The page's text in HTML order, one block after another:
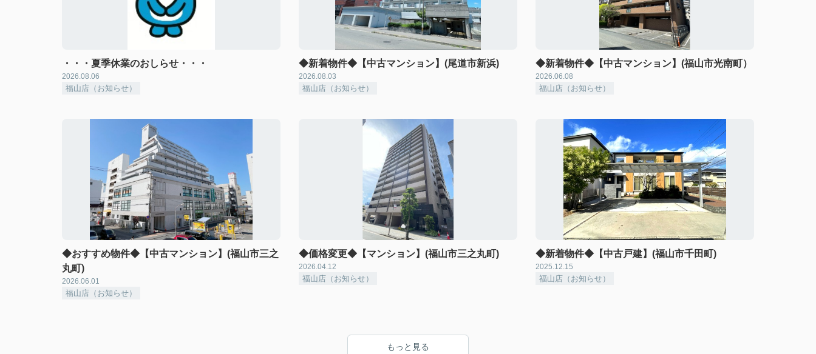
・・・夏季休業のおしらせ・・・
2026.08.06
福山店（お知らせ）
◆新着物件◆【中古マンション】(尾道市新浜)
2026.08.03
福山店（お知らせ）
◆新着物件◆【中古マンション】(福山市光南町）
2026.06.08
福山店（お知らせ）
◆おすすめ物件◆【中古マンション】(福山市三之
丸町)
2026.06.01
福山店（お知らせ）
◆価格変更◆【マンション】(福山市三之丸町)
2026.04.12
福山店（お知らせ）
◆新着物件◆【中古戸建】(福山市千田町)
2025.12.15
福山店（お知らせ）
もっと見る